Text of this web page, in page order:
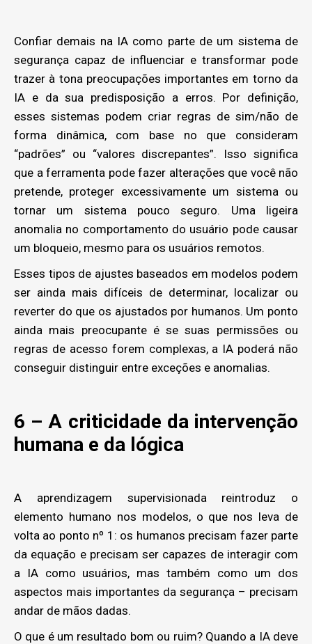
Confiar demais na IA como parte de um sistema de
segurança capaz de influenciar e transformar pode
trazer à tona preocupações importantes em torno da
IA e da sua predisposição a erros. Por definição,
esses sistemas podem criar regras de sim/não de
forma dinâmica, com base no que consideram
“padrões” ou “valores discrepantes”. Isso significa
que a ferramenta pode fazer alterações que você não
pretende, proteger excessivamente um sistema ou
tornar um sistema pouco seguro. Uma ligeira
anomalia no comportamento do usuário pode causar
um bloqueio, mesmo para os usuários remotos.
Esses tipos de ajustes baseados em modelos podem
ser ainda mais difíceis de determinar, localizar ou
reverter do que os ajustados por humanos. Um ponto
ainda mais preocupante é se suas permissões ou
regras de acesso forem complexas, a IA poderá não
conseguir distinguir entre exceções e anomalias.
6 – A criticidade da intervenção
humana e da lógica
A aprendizagem supervisionada reintroduz o
elemento humano nos modelos, o que nos leva de
volta ao ponto nº 1: os humanos precisam fazer parte
da equação e precisam ser capazes de interagir com
a IA como usuários, mas também como um dos
aspectos mais importantes da segurança – precisam
andar de mãos dadas.
O que é um resultado bom ou ruim? Quando a IA deve